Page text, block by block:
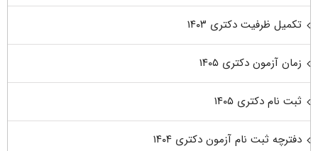
تکمیل ظرفیت دکتری ۱۴۰۳
زمان آزمون دکتری ۱۴۰۵
ثبت نام دکتری ۱۴۰۵
دفترچه ثبت نام آزمون دکتری ۱۴۰۴